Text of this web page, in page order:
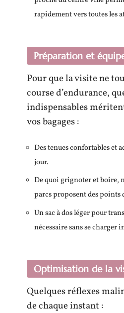
rapidement vers toutes les
Préparation et
Pour que la visite ne
course d’endurance,
indispensables
vos bagages :
Des tenues confortables et
jour.
De quoi grignoter et boire,
parcs proposent des points
Un sac à dos léger pour
nécessaire sans se charger
Optimisation de la
Quelques réflexes
de chaque instant :